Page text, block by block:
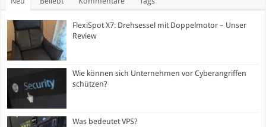
FlexiSpot X7: Drehsessel mit Doppelmotor – Unser
Review
Wie können sich Unternehmen vor Cyberangriffen
schützen?
Was bedeutet VPS?